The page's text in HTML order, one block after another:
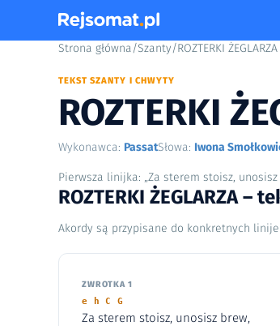
Strona główna/Szanty/ROZTERKI ŻEGLARZA
TEKST SZANTY I CHWYTY
ROZTERKI
Wykonawca: PassatSłowa: Iwona
Pierwsza linijka: „Za sterem stoisz, unosisz
ROZTERKI ŻEGLARZA –
Akordy są przypisane do konkretnych
ZWROTKA 1
e h C G
Za sterem stoisz, unosisz brew,